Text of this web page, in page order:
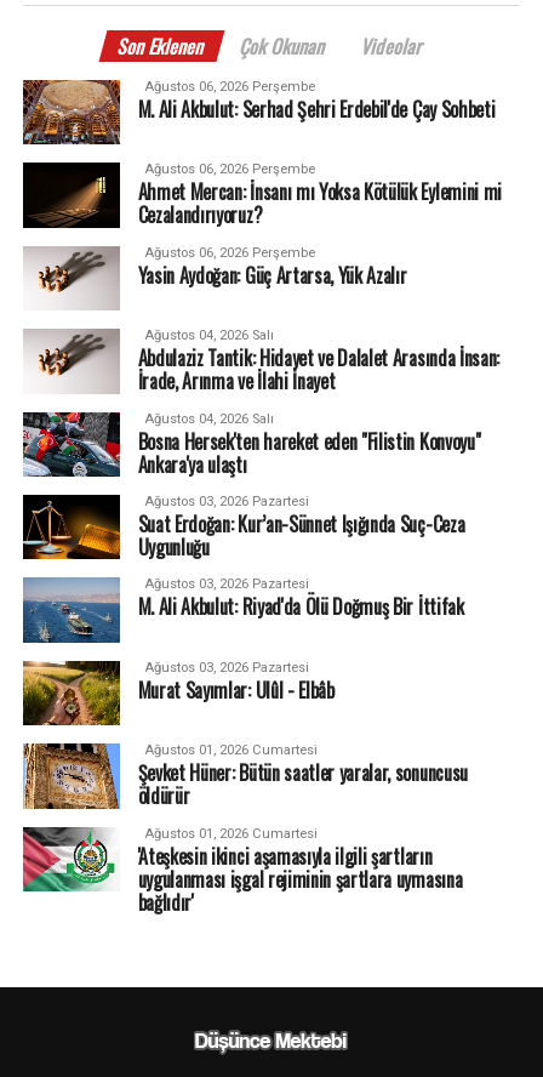
Son Eklenen Çok Okunan Videolar
Ağustos 06, 2026 Perşembe
M. Ali Akbulut: Serhad Şehri Erdebil'de Çay Sohbeti
Ağustos 06, 2026 Perşembe
Ahmet Mercan: İnsanı mı Yoksa Kötülük Eylemini mi
Cezalandırıyoruz?
Ağustos 06, 2026 Perşembe
Yasin Aydoğan: Güç Artarsa, Yük Azalır
Ağustos 04, 2026 Salı
Abdulaziz Tantik: Hidayet ve Dalalet Arasında İnsan:
İrade, Arınma ve İlahi İnayet
Ağustos 04, 2026 Salı
Bosna Hersek'ten hareket eden "Filistin Konvoyu"
Ankara'ya ulaştı
Ağustos 03, 2026 Pazartesi
Suat Erdoğan: Kur’an-Sünnet Işığında Suç-Ceza
Uygunluğu
Ağustos 03, 2026 Pazartesi
M. Ali Akbulut: Riyad'da Ölü Doğmuş Bir İttifak
Ağustos 03, 2026 Pazartesi
Murat Sayımlar: Ulûl - Elbâb
Ağustos 01, 2026 Cumartesi
Şevket Hüner: Bütün saatler yaralar, sonuncusu
öldürür
Ağustos 01, 2026 Cumartesi
'Ateşkesin ikinci aşamasıyla ilgili şartların
uygulanması işgal rejiminin şartlara uymasına
bağlıdır'